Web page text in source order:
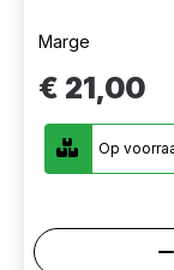
Marge
€ 21,00
Op